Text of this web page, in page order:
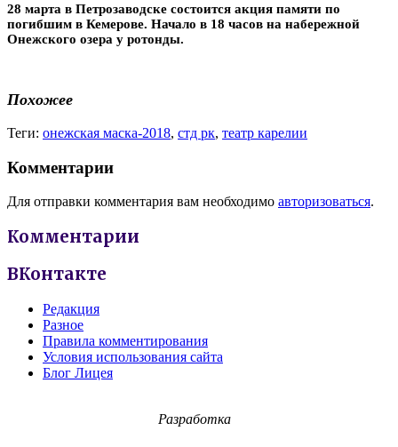
28 марта в Петрозаводске состоится акция памяти по
погибшим в Кемерове. Начало в 18 часов на набережной
Онежского озера у ротонды.
Похожее
Теги: онежская маска-2018, стд рк, театр карелии
Комментарии
Для отправки комментария вам необходимо авторизоваться.
Комментарии
ВКонтакте
Редакция
Разное
Правила комментирования
Условия использования сайта
Блог Лицея
Разработка